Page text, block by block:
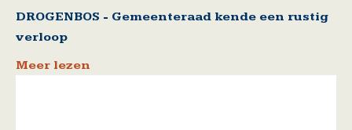
DROGENBOS - Gemeenteraad kende een rustig
verloop
Meer lezen